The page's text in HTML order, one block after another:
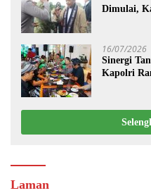
Dimulai,
16/07/2026
Sinergi
Kapolri
Laman